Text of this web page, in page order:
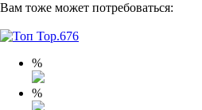
Вам тоже может потребоваться:
%
%